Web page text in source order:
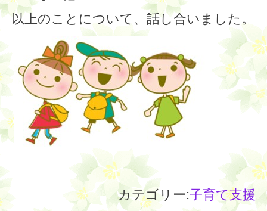
以上のことについて、話し合いました。
カテゴリー:子育て支援